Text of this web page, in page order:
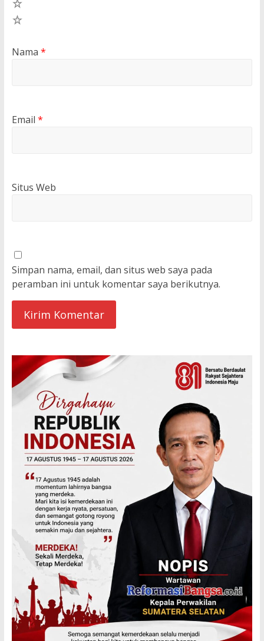
Nama *
Email *
Situs Web
Simpan nama, email, dan situs web saya pada
peramban ini untuk komentar saya berikutnya.